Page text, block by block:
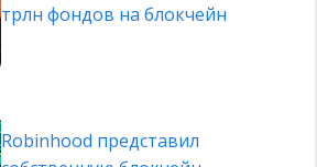
трлн фондов на блокчейн
Robinhood представил